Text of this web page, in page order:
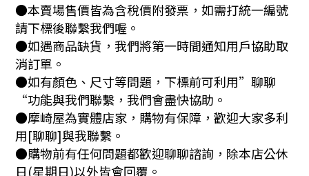
●本賣場售價皆為含稅價附發票，如需打統一編號
請下標後聯繫我們喔。
●如遇商品缺貨，我們將第一時間通知用戶協助取
消訂單。
●如有顏色、尺寸等問題，下標前可利用”聊聊
“功能與我們聯繫，我們會盡快協助。
●摩崎屋為實體店家，購物有保障，歡迎大家多利
用[聊聊]與我聯繫。
●購物前有任何問題都歡迎聊聊諮詢，除本店公休
日(星期日)以外皆會回覆。